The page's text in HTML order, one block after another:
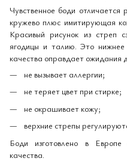
Чувственное боди
кружево плюс имитирующая
Красивый рисунок из стреп
ягодицы и талию. Это нижнее
качества оправдает ожидания
не вызывает аллергии;
не теряет цвет при стирке;
не окрашивает кожу;
верхние стрепы
Боди изготовлено в
качества.